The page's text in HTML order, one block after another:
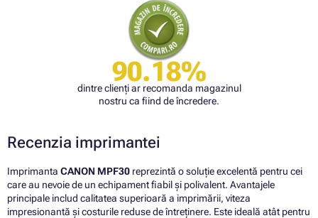
90.18%
dintre clienți ar recomanda magazinul
nostru ca fiind de încredere.
Recenzia imprimantei
Imprimanta CANON MPF30 reprezintă o soluție excelentă pentru cei
care au nevoie de un echipament fiabil și polivalent. Avantajele
principale includ calitatea superioară a imprimării, viteza
impresionantă și costurile reduse de întreținere. Este ideală atât pentru